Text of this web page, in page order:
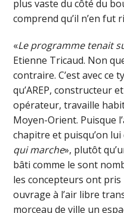
plus vaste du côté du
comprend qu’il n’en fut
«Le programme tenait
Etienne Tricaud. Non
contraire. C’est avec ce
qu’AREP, constructeur
opérateur, travaille
Moyen-Orient. Puisque
chapitre et puisqu’on lui
qui marche», plutôt
bâti comme le sont
les concepteurs ont pris
ouvrage à l’air libre
morceau de ville un